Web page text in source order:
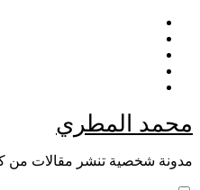
Skip
content
محمد المطري
مدونة شخصية تنشر مقالات من